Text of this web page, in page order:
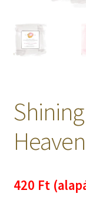
Papírfajták
Heaven
420 Ft